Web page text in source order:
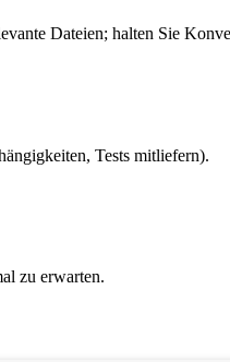
Dateien; halten Sie
Tests mitliefern).
zu erwarten.